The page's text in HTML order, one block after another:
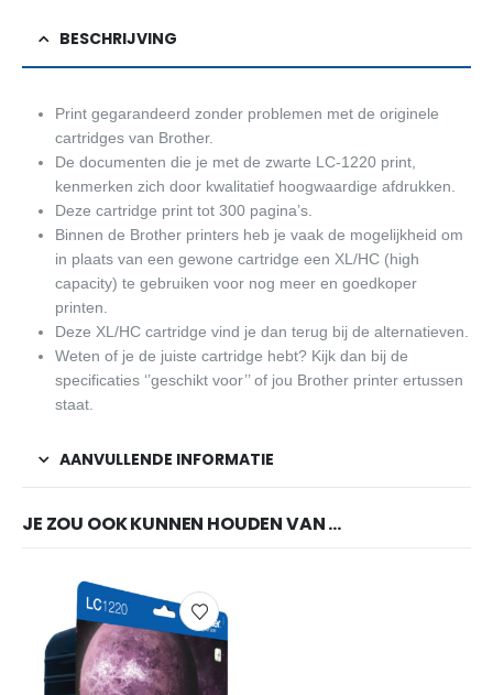
BESCHRIJVING
Print gegarandeerd zonder problemen met de originele
cartridges van Brother.
De documenten die je met de zwarte LC-1220 print,
kenmerken zich door kwalitatief hoogwaardige afdrukken.
Deze cartridge print tot 300 pagina’s.
Binnen de Brother printers heb je vaak de mogelijkheid om
in plaats van een gewone cartridge een XL/HC (high
capacity) te gebruiken voor nog meer en goedkoper
printen.
Deze XL/HC cartridge vind je dan terug bij de alternatieven.
Weten of je de juiste cartridge hebt? Kijk dan bij de
specificaties ‘’geschikt voor’’ of jou Brother printer ertussen
staat.
AANVULLENDE INFORMATIE
JE ZOU OOK KUNNEN HOUDEN VAN …